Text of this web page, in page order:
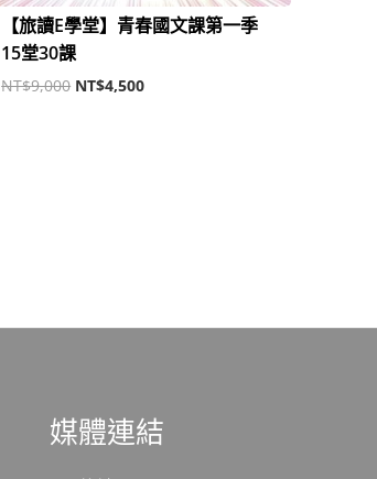
【旅讀E學堂】青春國文課第一季
15堂30課
NT$9,000 NT$4,500
媒體連結